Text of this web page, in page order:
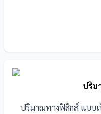
ปริม
ปริมาณทางฟิสิกส์ แบบ